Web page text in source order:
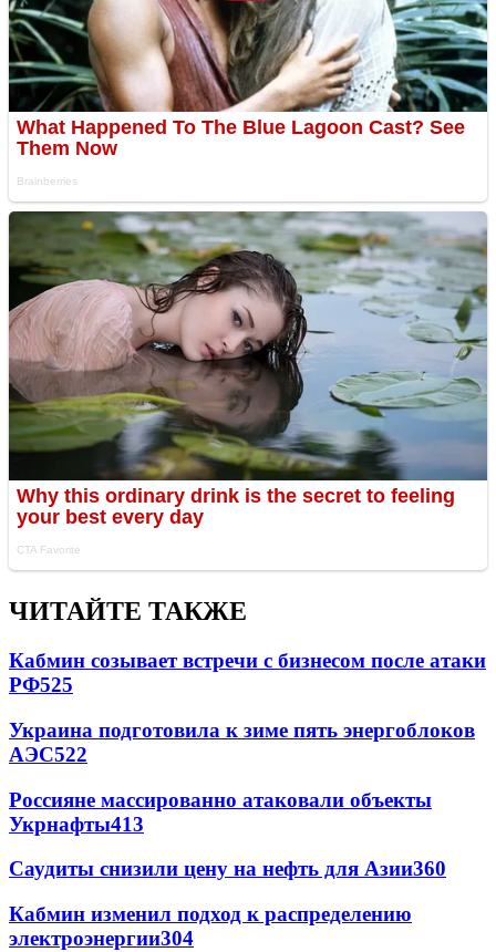
ЧИТАЙТЕ ТАКЖЕ
Кабмин созывает встречи с бизнесом после атаки
РФ525
Украина подготовила к зиме пять энергоблоков
АЭС522
Россияне массированно атаковали объекты
Укрнафты413
Саудиты снизили цену на нефть для Азии360
Кабмин изменил подход к распределению
электроэнергии304